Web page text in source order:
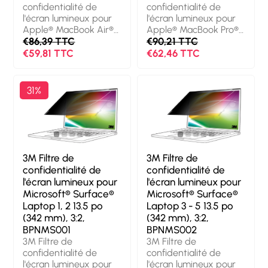
Poids: 35 g
confidentialité de
l'écran lumineux pour
Apple® MacBook Air®
13 M2-M4, 16:10,
BPNAP006. Taille
d'image: 16:10. Convient
pour: Ordinateur
portable, Type: Filtre
de confidentialité sans
bords pour ordinateur.
Finition de surface:
Brillante/mate,
Fonctions de
protection: Résistant
aux rayures,
Transmission de la
lumière: 85%, Limites
de l’angle de vue: 60°.
Poids: 31 g
€86,39 TTC
€59,81 TTC
confidentialité de
l'écran lumineux pour
Apple® MacBook Pro®
14 M1-M4, 16:10,
BPNAP003. Taille
d'image: 16:10. Convient
pour: Ordinateur
portable, Type: Filtre
de confidentialité sans
bords pour ordinateur.
Finition de surface:
Brillante/mate,
Fonctions de
protection: Résistant
aux rayures,
Transmission de la
lumière: 85%, Limites
de l’angle de vue: 60°.
Poids: 33 g
€90,21 TTC
€62,46 TTC
31%
3M Filtre de
confidentialité de
l'écran lumineux pour
Microsoft® Surface®
Laptop 1, 2 13.5 po
(342 mm), 3:2,
BPNMS001
3M Filtre de
confidentialité de
l'écran lumineux pour
3M Filtre de
confidentialité de
l'écran lumineux pour
Microsoft® Surface®
Laptop 3 - 5 13.5 po
(342 mm), 3:2,
BPNMS002
3M Filtre de
confidentialité de
l'écran lumineux pour